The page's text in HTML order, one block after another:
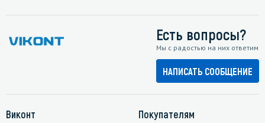
Есть вопросы?
Мы с радостью на них ответим
НАПИСАТЬ СООБЩЕНИЕ
Виконт Покупателям